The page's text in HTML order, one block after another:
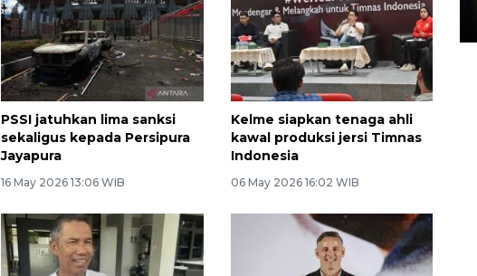
PSSI jatuhkan lima sanksi
sekaligus kepada Persipura
Jayapura
16 May 2026 13:06 WIB
Kelme siapkan tenaga ahli
kawal produksi jersi Timnas
Indonesia
06 May 2026 16:02 WIB
15 July 2026 14:08 WIB